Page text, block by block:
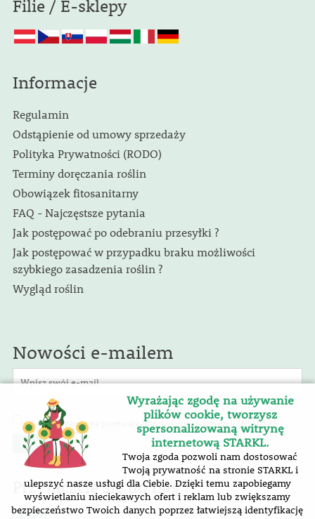
Filie / E-sklepy
Informacje
Regulamin
Odstąpienie od umowy sprzedaży
Polityka Prywatności (RODO)
Terminy doręczania roślin
Obowiązek fitosanitarny
FAQ - Najczęstsze pytania
Jak postępować po odebraniu przesyłki ?
Jak postępować w przypadku braku możliwości
szybkiego zasadzenia roślin ?
Wygląd roślin
Nowości e-mailem
Wyrażam zgodę na przetwarzanie danych osobowych (RODO)
Przyłączcie się do nas !
Wyrażając zgodę na używanie
plików cookie, tworzysz
spersonalizowaną witrynę
internetową STARKL.
Twoja zgoda pozwoli nam dostosować
Twoją prywatność na stronie STARKL i
ulepszyć nasze usługi dla Ciebie. Dzięki temu zapobiegamy
wyświetlaniu nieciekawych ofert i reklam lub zwiększamy
bezpieczeństwo Twoich danych poprzez łatwiejszą identyfikację